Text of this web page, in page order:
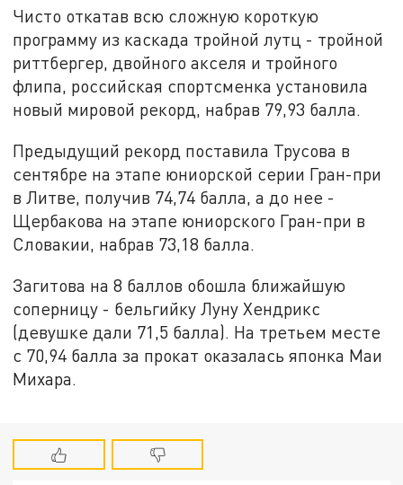
Чисто откатав всю сложную короткую
программу из каскада тройной лутц - тройной
риттбергер, двойного акселя и тройного
флипа, российская спортсменка установила
новый мировой рекорд, набрав 79,93 балла.
Предыдущий рекорд поставила Трусова в
сентябре на этапе юниорской серии Гран-при
в Литве, получив 74,74 балла, а до нее -
Щербакова на этапе юниорского Гран-при в
Словакии, набрав 73,18 балла.
Загитова на 8 баллов обошла ближайшую
соперницу - бельгийку Луну Хендрикс
(девушке дали 71,5 балла). На третьем месте
с 70,94 балла за прокат оказалась японка Маи
Михара.